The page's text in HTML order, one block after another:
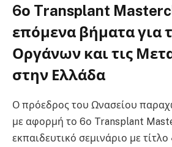
6ο Transplant
επόμενα βήματα για
Οργάνων και τις
στην Ελλάδα
Ο πρόεδρος του Ωνασείου
με αφορμή το 6ο Transplant
εκπαιδευτικό σεμινάριο με